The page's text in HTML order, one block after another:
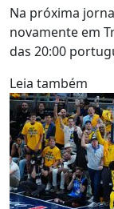
Na próxima
novamente em
das 20:00
Leia também